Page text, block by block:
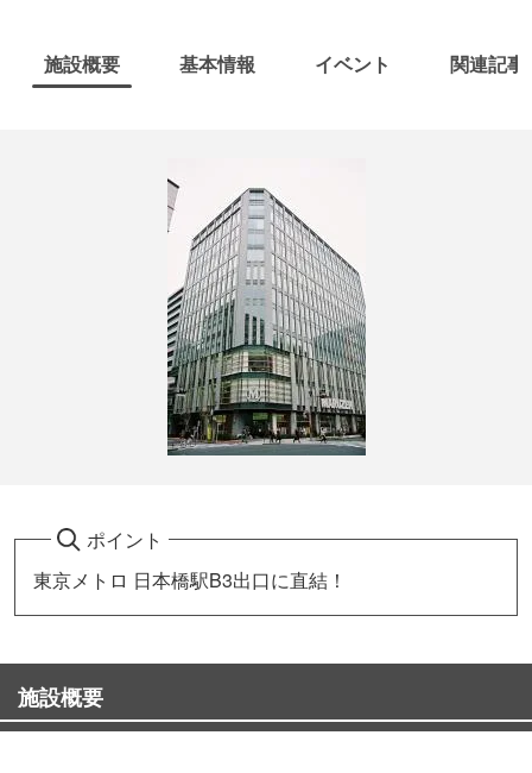
施設概要 基本情報 イベント 関連記事
ポイント
東京メトロ 日本橋駅B3出口に直結！
施設概要